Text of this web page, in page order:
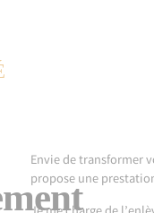
Envie de transformer
propose une